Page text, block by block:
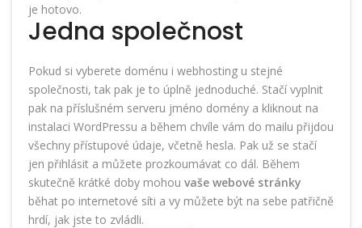
je hotovo.
Jedna společnost
Pokud si vyberete doménu i webhosting u stejné
společnosti, tak pak je to úplně jednoduché. Stačí vyplnit
pak na příslušném serveru jméno domény a kliknout na
instalaci WordPressu a během chvíle vám do mailu přijdou
všechny přístupové údaje, včetně hesla. Pak už se stačí
jen přihlásit a můžete prozkoumávat co dál. Během
skutečně krátké doby mohou vaše webové stránky
běhat po internetové síti a vy můžete být na sebe patřičně
hrdí, jak jste to zvládli.